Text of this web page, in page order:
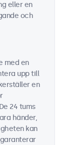
eller en
och
med en
upp till
en
24 tums
händer,
kan